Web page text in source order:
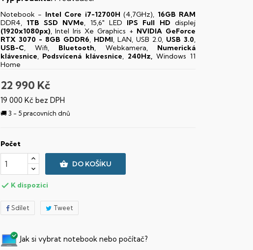
Notebook - Intel Core i7-12700H (4,7GHz), 16GB RAM
DDR4, 1TB SSD NVMe, 15,6" LED IPS Full HD displej
(1920x1080px), Intel Iris Xe Graphics + NVIDIA GeForce
RTX 3070 - 8GB GDDR6, HDMI, LAN, USB 2.0, USB 3.0,
USB-C, Wifi, Bluetooth, Webkamera, Numerická
klávesnice, Podsvícená klávesnice, 240Hz,Windows 11
Home
22 990 Kč
19 000 Kč bez DPH
🚚 3 - 5 pracovních dnů
Počet
 DO KOŠÍKU
 K dispozici
Sdílet Tweet
Jak si vybrat notebook nebo počítač?